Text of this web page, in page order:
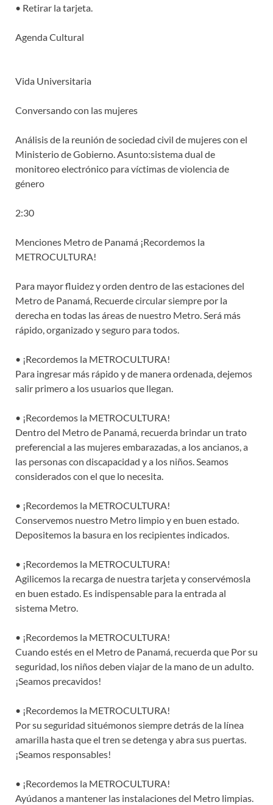
• Retirar la tarjeta.
Agenda Cultural
Vida Universitaria
Conversando con las mujeres
Análisis de la reunión de sociedad civil de mujeres con el
Ministerio de Gobierno. Asunto:sistema dual de
monitoreo electrónico para víctimas de violencia de
género
2:30
Menciones Metro de Panamá ¡Recordemos la
METROCULTURA!
Para mayor fluidez y orden dentro de las estaciones del
Metro de Panamá, Recuerde circular siempre por la
derecha en todas las áreas de nuestro Metro. Será más
rápido, organizado y seguro para todos.
• ¡Recordemos la METROCULTURA!
Para ingresar más rápido y de manera ordenada, dejemos
salir primero a los usuarios que llegan.
• ¡Recordemos la METROCULTURA!
Dentro del Metro de Panamá, recuerda brindar un trato
preferencial a las mujeres embarazadas, a los ancianos, a
las personas con discapacidad y a los niños. Seamos
considerados con el que lo necesita.
• ¡Recordemos la METROCULTURA!
Conservemos nuestro Metro limpio y en buen estado.
Depositemos la basura en los recipientes indicados.
• ¡Recordemos la METROCULTURA!
Agilicemos la recarga de nuestra tarjeta y conservémosla
en buen estado. Es indispensable para la entrada al
sistema Metro.
• ¡Recordemos la METROCULTURA!
Cuando estés en el Metro de Panamá, recuerda que Por su
seguridad, los niños deben viajar de la mano de un adulto.
¡Seamos precavidos!
• ¡Recordemos la METROCULTURA!
Por su seguridad situémonos siempre detrás de la línea
amarilla hasta que el tren se detenga y abra sus puertas.
¡Seamos responsables!
• ¡Recordemos la METROCULTURA!
Ayúdanos a mantener las instalaciones del Metro limpias.